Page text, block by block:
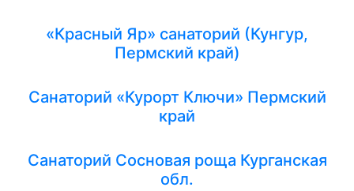
«Красный Яр» санаторий (Кунгур,
Пермский край)
Санаторий «Курорт Ключи» Пермский
край
Санаторий Сосновая роща Курганская
обл.